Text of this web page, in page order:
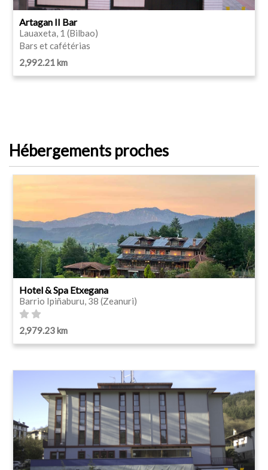
Artagan II Bar
Lauaxeta, 1 (Bilbao)
Bars et cafétérias
2,992.21 km
Hébergements proches
Hotel & Spa Etxegana
Barrio Ipiñaburu, 38 (Zeanuri)
2,979.23 km